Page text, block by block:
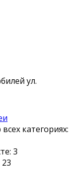
ул.
категориях:
3